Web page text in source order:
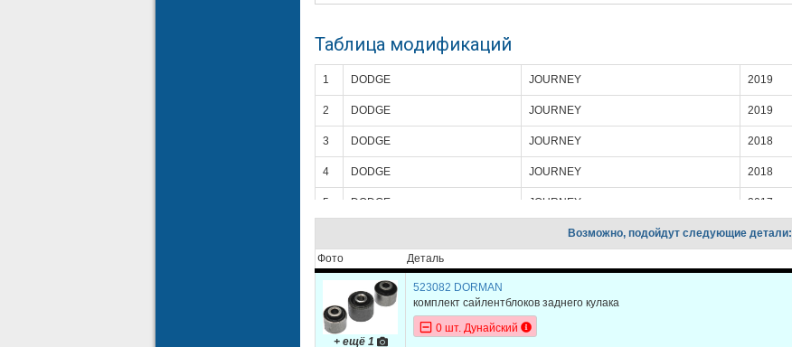
Таблица модификаций
1 DODGE JOURNEY 2019
2 DODGE JOURNEY 2019
3 DODGE JOURNEY 2018
4 DODGE JOURNEY 2018
5 DODGE JOURNEY 2017
JOURNEY 2017
7
DODGE
9 DODGE JOURNEY
Возможно, подойдут следующие детали:
Фото
Деталь
+ ещё 1
523082 DORMAN
комплект сайлентблоков заднего кулака
0 шт. Дунайский